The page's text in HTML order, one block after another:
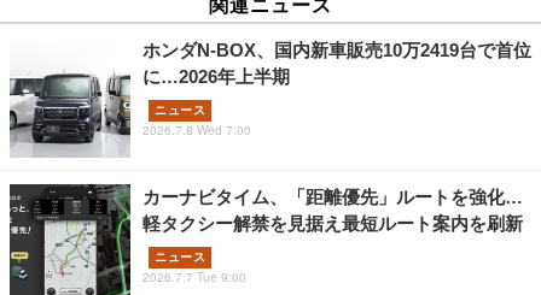
関連ニュース
ホンダN-BOX、国内新車販売10万2419台で首位
に…2026年上半期
ニュース
2026.7.8 Wed 7:00
カーナビタイム、「距離優先」ルートを強化…
軽タクシー解禁を見据え最短ルート案内を刷新
ニュース
2026.7.7 Tue 9:00